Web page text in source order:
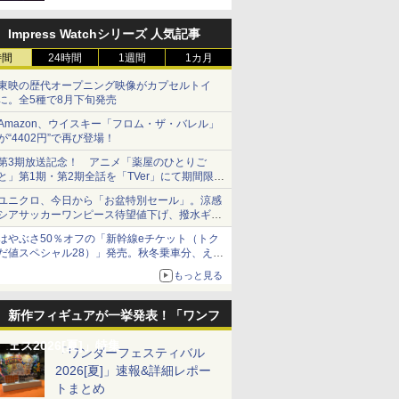
Impress Watchシリーズ 人気記事
24時間 1週間 1カ月
映の歴代オープニング映像がカプセルトイ
。全5種で8月下旬発売
、ウイスキー「フロム・ザ・バレル」
“4402円”で再び登場！
3期放送記念！ アニメ「薬屋のひとりご
」第1期・第2期全話を「TVer」にて期間限定
順次無料配信開始
ニクロ、今日から「お盆特別セール」。涼感
アサッカーワンピース待望値下げ、撥水ギア
ョーツは1990円に
やぶさ50％オフの「新幹線eチケット（トク
値スペシャル28）」発売。秋冬乗車分、えき
もっと見る
新作フィギュアが一挙発表！「ワンフ
ェス2026[夏]」特集「ワンダーフェスティバル
2026[夏]」速報&詳細レポー
トまとめ